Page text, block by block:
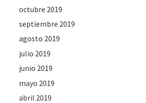
octubre 2019
septiembre 2019
agosto 2019
julio 2019
junio 2019
mayo 2019
abril 2019